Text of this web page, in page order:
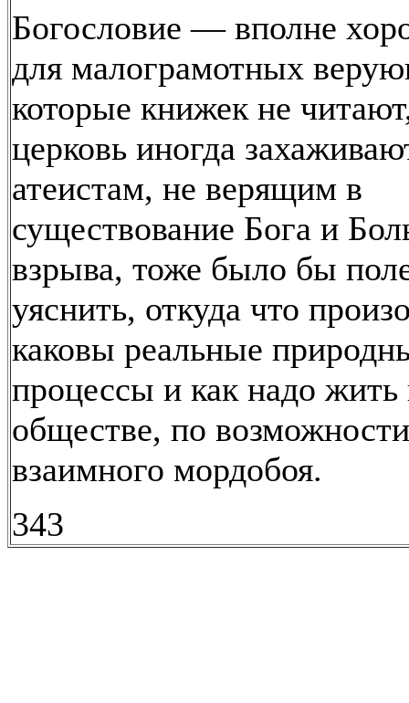
Богословие — вполне
для малограмотных
которые книжек не
церковь иногда
атеистам, не верящим в
существование Бога и
взрыва, тоже было бы
уяснить, откуда что
каковы реальные
процессы и как надо жить
обществе, по
взаимного мордобоя.
343